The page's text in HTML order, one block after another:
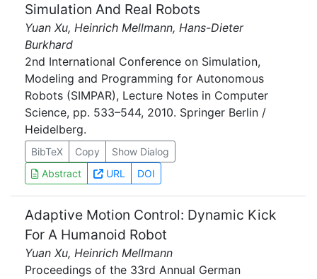
Simulation And Real Robots
Yuan Xu, Heinrich Mellmann, Hans-Dieter
Burkhard
2nd International Conference on Simulation,
Modeling and Programming for Autonomous
Robots (SIMPAR), Lecture Notes in Computer
Science, pp. 533–544, 2010. Springer Berlin /
Heidelberg.
BibTeX Copy
Show Dialog
Abstract
URL DOI
Adaptive Motion Control: Dynamic Kick
For A Humanoid Robot
Yuan Xu, Heinrich Mellmann
Proceedings of the 33rd Annual German